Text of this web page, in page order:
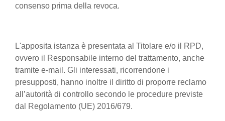
consenso prima della revoca.
L'apposita istanza è presentata al Titolare e/o il RPD,
ovvero il Responsabile interno del trattamento, anche
tramite e-mail. Gli interessati, ricorrendone i
presupposti, hanno inoltre il diritto di proporre reclamo
all’autorità di controllo secondo le procedure previste
dal Regolamento (UE) 2016/679.